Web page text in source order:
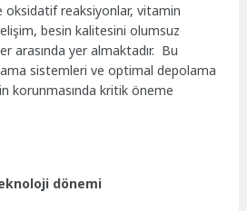
oksidatif reaksiyonlar, vitamin
besin kalitesini olumsuz
arasında yer almaktadır. Bu
sistemleri ve optimal depolama
korunmasında kritik öneme
dönemi